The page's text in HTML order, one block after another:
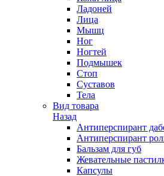
Ладоней
Лица
Мышц
Ног
Ногтей
Подмышек
Стоп
Суставов
Тела
Вид товара
Назад
Антиперспирант
Антиперспирант
Бальзам для губ
Жевательные
Капсулы